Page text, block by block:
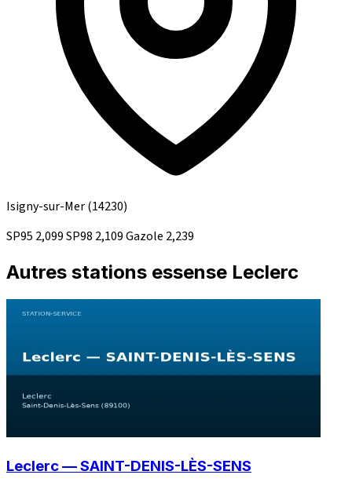
Isigny-sur-Mer(14230)
SP95 2,099SP98 2,109Gazole 2,239
Autres stations essense Leclerc
Leclerc — SAINT-DENIS-LÈS-SENS